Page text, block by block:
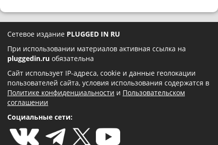
Сетевое издание PLUGGED IN RU
При использовании материалов активная ссылка на
pluggedin.ru обязательна
Сайт использует IP-адреса, cookie и данные геолокации
пользователей сайта, условия использования содержатся в
Политике конфиденциальности и Пользовательском
соглашении
Социальные сети: